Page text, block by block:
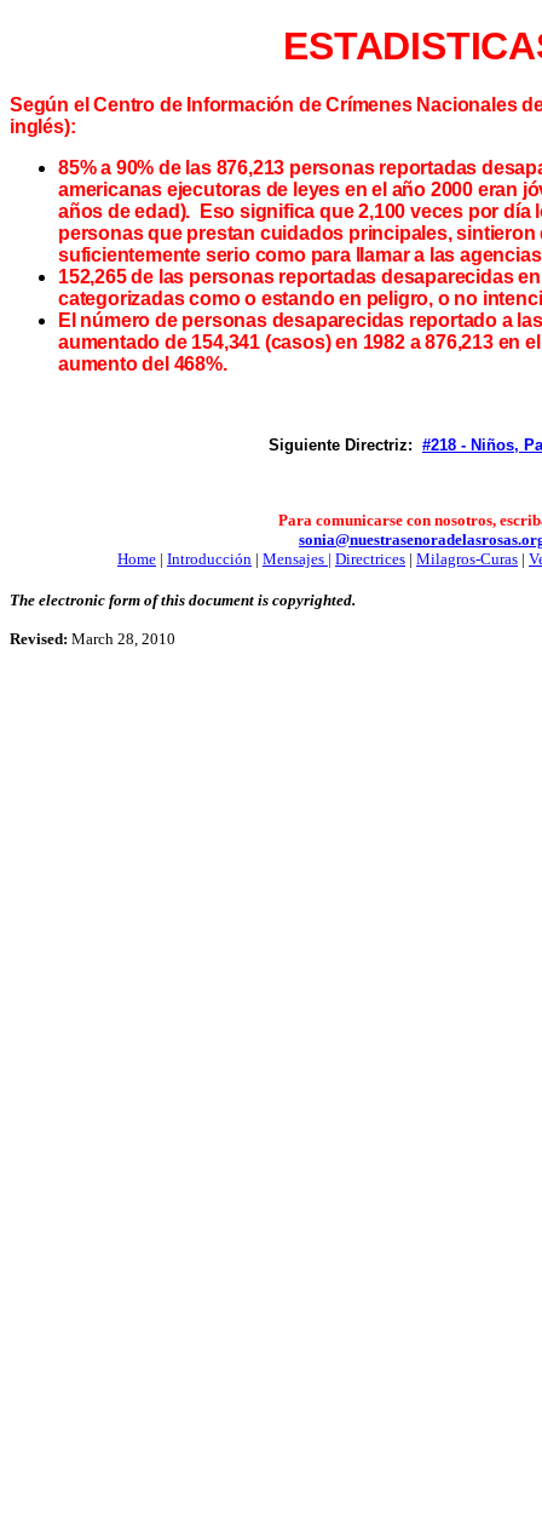
Según el Centro de Información de Crímenes Nacionales
inglés):
85% a 90% de las 876,213 personas reportadas
americanas ejecutoras de leyes en el año 2000 eran
años de edad). Eso significa que 2,100 veces por día
personas que prestan cuidados principales, sintieron
suficientemente serio como para llamar a las
152,265 de las personas reportadas desaparecidas
categorizadas como o estando en peligro, o no
El número de personas desaparecidas reportado a
aumentado de 154,341 (casos) en 1982 a 876,213 en
aumento del 468%.
Siguiente Directriz: #218 - Niños,
Para comunicarse con nosotros,
Home | Introducción | Mensajes | Directrices | Milagros-Curas |
The electronic form of this document is copyrighted.
Revised: March 28, 2010